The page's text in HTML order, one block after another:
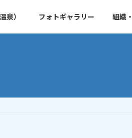
泉） フォトギャラリー 組織